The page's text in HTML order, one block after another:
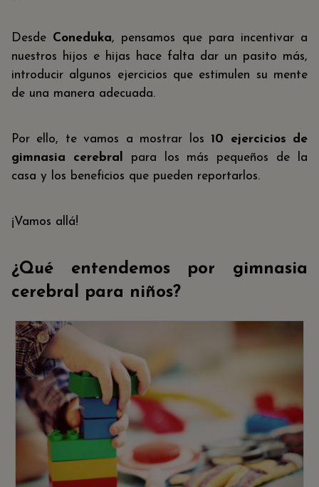
Desde Coneduka, pensamos que para incentivar a
nuestros hijos e hijas hace falta dar un pasito más,
introducir algunos ejercicios que estimulen su mente
de una manera adecuada.
Por ello, te vamos a mostrar los 10 ejercicios de
gimnasia cerebral
para los más pequeños de la
casa y los beneficios que pueden reportarlos.
¡Vamos allá!
¿Qué entendemos por gimnasia
cerebral para niños?